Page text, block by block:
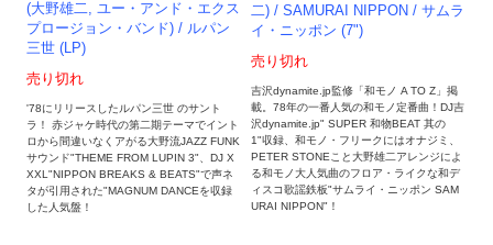
(大野雄二, ユー・アンド・エクス
プロージョン・バンド) / ルパン
三世 (LP)
売り切れ
'78にリリースしたルパン三世 のサント
ラ！ 赤ジャケ時代の第二期テーマでイント
ロから間違いなくアがる大野流JAZZ FUNK
サウンド"THEME FROM LUPIN 3"、DJ X
XXL"NIPPON BREAKS & BEATS"で声ネ
タが引用された"MAGNUM DANCEを収録
した人気盤！
二) / SAMURAI NIPPON / サムラ
イ・ニッポン (7")
売り切れ
吉沢dynamite.jp監修「和モノ A TO Z」掲
載。78年の一番人気の和モノ定番曲！DJ吉
沢dynamite.jp" SUPER 和物BEAT 其の
1"収録、和モノ・フリークにはオナジミ、
PETER STONEこと大野雄二アレンジによ
る和モノ大人気曲のフロア・ライクな和デ
ィスコ歌謡鉄板"サムライ・ニッポン SAM
URAI NIPPON"！